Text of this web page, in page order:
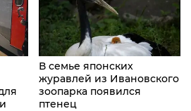
В семье японских
журавлей из Ивановского
зоопарка появился
птенец